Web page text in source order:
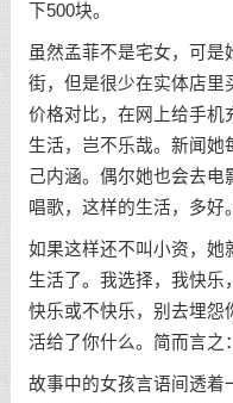
下500块。
虽然孟菲不是宅女，可
街，但是很少在实体店里
价格对比，在网上给手机
生活，岂不乐哉。新闻她
己内涵。偶尔她也会去电
唱歌，这样的生活，多好。
如果这样还不叫小资，她
生活了。我选择，我快乐
快乐或不快乐，别去埋怨
活给了你什么。简而言之
故事中的女孩言语间透着